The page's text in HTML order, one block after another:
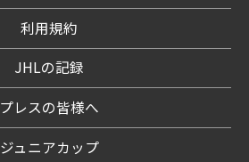
利用規約
JHLの記録
プレスの皆様へ
ジュニアカップ